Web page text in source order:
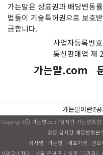
가는말은 상표권과 배당변동
법들이 기술특허권으로 보호
금합니다.
사업자등록번
통신판매업 제
가는말.com
가는말이란?
Copyrightⓒ 가는말.com/실시간 가는말종합
경정 실시간 배당변동
회사명 : 가는말 | 대표자명 : 권
사업장소재지 : 서울 은평구 진흥로 13가길6